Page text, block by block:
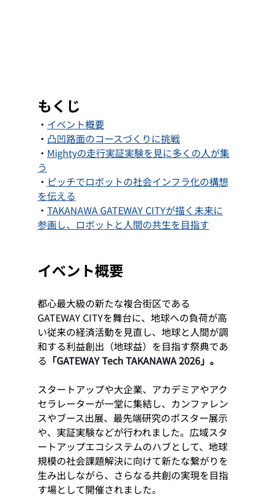
もくじ
・ イベント概要
・ 凸凹路面のコースづくりに挑戦
・ Mightyの走行実証実験を見に多くの人が集
う
・ ピッチでロボットの社会インフラ化の構想
を伝える
・ TAKANAWA GATEWAY CITYが描く未来に
参画し、ロボットと人間の共生を目指す
イベント概要
都心最大級の新たな複合街区である
GATEWAY CITYを舞台に、地球への負荷が高
い従来の経済活動を見直し、地球と人間が調
和する利益創出（地球益）を目指す祭典であ
る 「GATEWAY Tech TAKANAWA 2026」。
スタートアップや大企業、アカデミアやアク
セラレーターが一堂に集結し、カンファレン
スやブース出展、最先端研究のポスター展示
や、実証実験などが行われました。広域スタ
ートアップエコシステムのハブとして、地球
規模の社会課題解決に向けて新たな繋がりを
生み出しながら、さらなる共創の実現を目指
す場として開催されました。